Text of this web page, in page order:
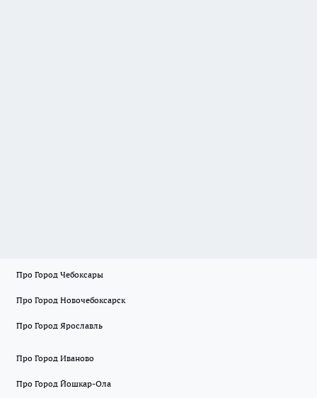
Про Город Чебоксары
Про Город Новочебоксарск
Про Город Ярославль
Про Город Иваново
Про Город Йошкар-Ола